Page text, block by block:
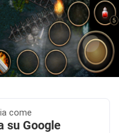
come
su Google